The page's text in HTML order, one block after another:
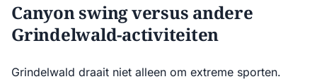
Canyon swing versus andere
Grindelwald-activiteiten
Grindelwald draait niet alleen om extreme sporten.